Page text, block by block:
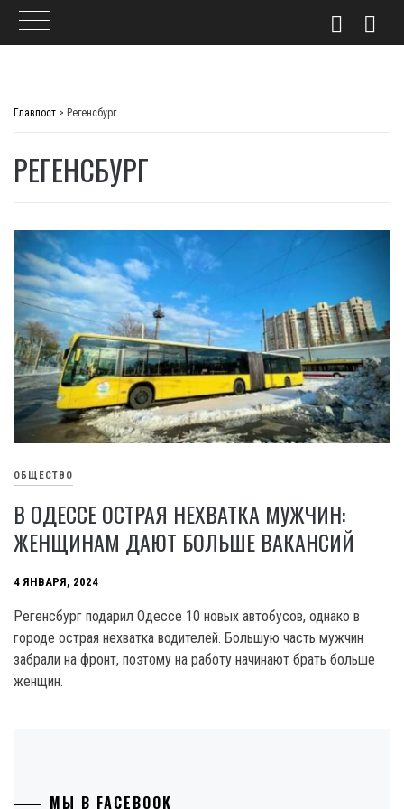
Главпост > Регенсбург
РЕГЕНСБУРГ
ОБЩЕСТВО
В ОДЕССЕ ОСТРАЯ НЕХВАТКА МУЖЧИН:
ЖЕНЩИНАМ ДАЮТ БОЛЬШЕ ВАКАНСИЙ
4 ЯНВАРЯ, 2024
Регенсбург подарил Одессе 10 новых автобусов, однако в
городе острая нехватка водителей. Большую часть мужчин
забрали на фронт, поэтому на работу начинают брать больше
женщин.
МЫ В FACEBOOK